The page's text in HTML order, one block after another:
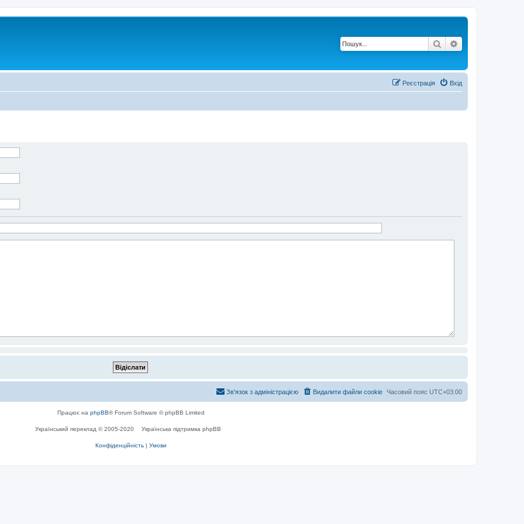
Пошук
Вхід
Реєстрація
Часовий пояс UTC+03:00
Видалити файли cookie
Зв'язок з адміністрацією
Працює на phpBB® Forum Software © phpBB Limited
Український переклад © 2005-2020 Українська підтримка phpBB
Конфіденційність | Умови